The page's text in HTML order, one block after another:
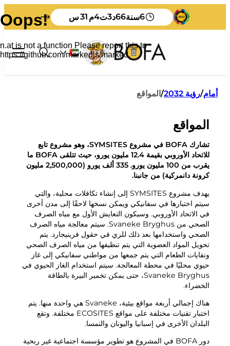
6سنة66د3ت4م 30س
مخططات النفايات
تعليمات الفرز
مدى براعتنا في الفرز
النفايات الضخمة
السماد
الهدم والتجديد
ساعات العمل
كل شيء عن النفايات التجارية
معدلات النفايات للشركات
رسوم المنتج
الإبلاغ عن النفايات المرسلة إلى مكب النفايات
القواعد الأساسية
سائح
كيفية التخلص من النفايات في بورنهولم
المواد المطبوعة باللغة الإنجليزية
المواد المطبوعة باللغة الألمانية
نبذة عن BOFA
معلومات عنا
قم بزيارة BOFA
كيفية التدريس
رف المجلات
طاقم عمل
ساعات العمل
اتصل بنا
الوظائف الشاغرة
شركة BOFA
رؤية 2032
قمامتي
أمام/رؤية 2032 /المواقع
المواقع
تشارك BOFA في مشروع SYMSITES، وهو مشروع تابع
للاتحاد الأوروبي بقيمة 12.4 مليون يورو، حيث تتلقى BOFA ما
يقرب من 100 مليون يورو. 335 ألف يورو (2,500,000 مليون
كرونة دانمركية) من جانبنا.
يهدف مشروع SYMSITES إلى إنشاء تكافلات محلية، والتي
سيتم اختبارها في سفانيكي ويمكن نسخها لاحقًا إلى مدن أخرى
في الاتحاد الأوروبي. وسيكون التعايش الأول مع مياه الصرف
الصحي من Svaneke Bryghus. سيتم معالجة مياه الصرف
الصحي واستخدامها بعد ذلك للري في حقول فرينيجارد. يتم
تحويل المواد العضوية التي يتم تنظيفها من مياه الصرف الصحي
ونفايات الطعام التي يتم جمعها من مواطني سفانيكي إلى غاز
حيوي محليًا في محطة المعالجة. سيتم استخدام الغاز الحيوي في
Svaneke Bryghus، حتى يمكن تخمير البيرة بالطاقة
الخضراء.
هناك إجمالي أربعة مواقع بيئية، Svaneke هي واحدة منها. يتم
اختبار تقنيات مختلفة على مواقع ECOSITES مختلفة. وتقع
البلدان الأخرى في إسبانيا واليونان والنمسا.
دور BOFA في المشروع هو تطوير مؤسسة اجتماعية غير ربحية